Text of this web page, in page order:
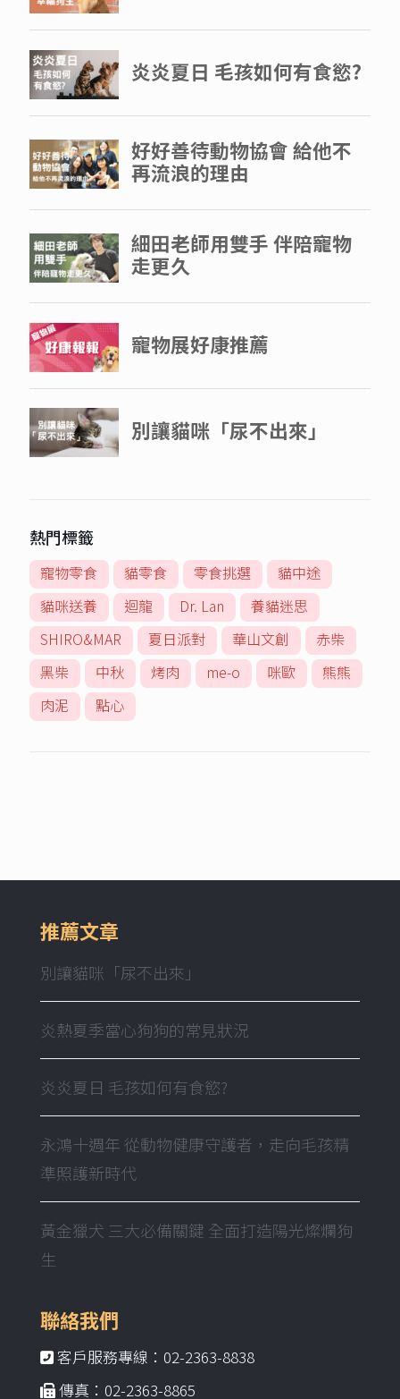
熱門標籤
寵物零食 貓零食 零食挑選
貓中途
貓咪送養
迴龍 Dr. Lan
養貓迷思
SHIRO&MAR
夏日派對 華山文創
赤柴
黑柴
中秋 烤肉 me-o 咪歐
熊熊
肉泥
點心
推薦文章
別讓貓咪「尿不出來」
炎熱夏季當心狗狗的常見狀況
炎炎夏日 毛孩如何有食慾?
永鴻十週年 從動物健康守護者，走向毛孩精
準照護新時代
黃金獵犬 三大必備關鍵 全面打造陽光燦爛狗
生
聯絡我們
客戶服務專線：02-2363-8838
傳真：02-2363-8865